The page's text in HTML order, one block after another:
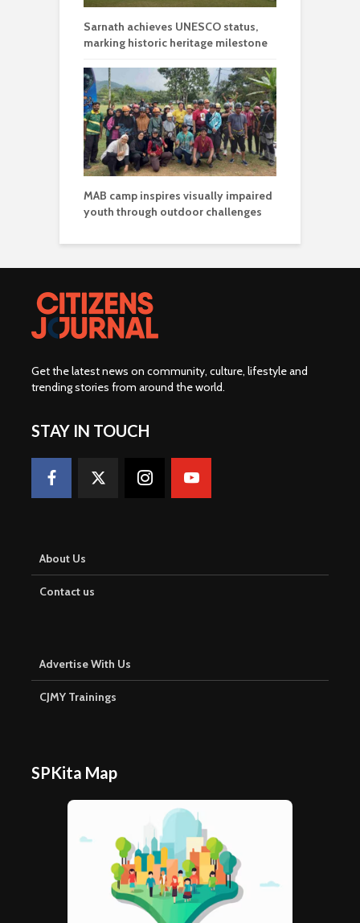
Sarnath achieves UNESCO status,
marking historic heritage milestone
MAB camp inspires visually impaired
youth through outdoor challenges
Get the latest news on community, culture, lifestyle and
trending stories from around the world.
STAY IN TOUCH
About Us
Contact us
Advertise With Us
CJMY Trainings
SPKita Map